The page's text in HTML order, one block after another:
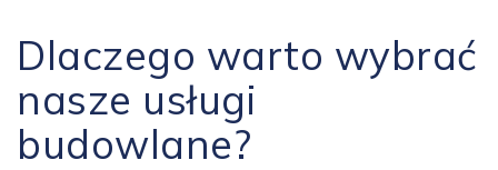
Dlaczego warto wybrać
nasze usługi
budowlane?